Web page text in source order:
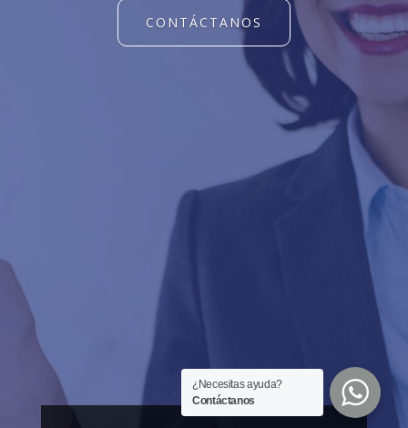
CONTÁCTANOS
¿Necesitas ayuda?
Contáctanos